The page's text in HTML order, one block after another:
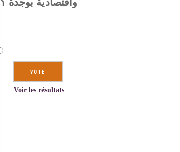
Voir les résultats